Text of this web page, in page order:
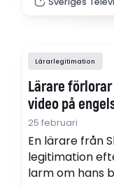
Lärarlegitimation
Lärare
video på
25 februari
En lärare från
legitimation
larm om hans